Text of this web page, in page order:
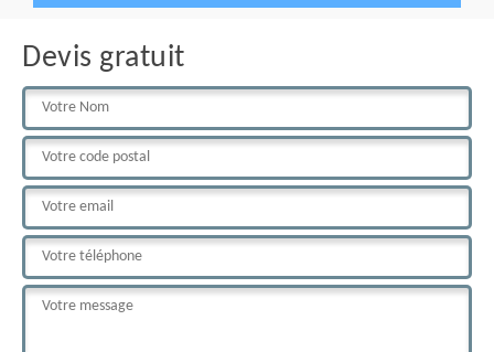
Devis gratuit